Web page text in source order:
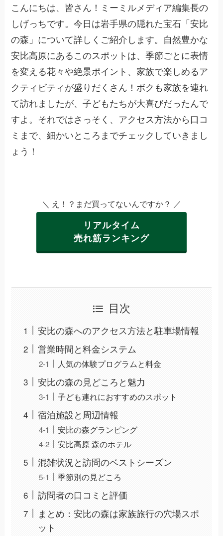
こんにちは、皆さん！ミーミルメディア編集長の
しげっちです。今日は岩手県の隠れた宝石「安比
の森」について詳しくご紹介します。自然豊かな
安比高原にあるこのスポットは、季節ごとに表情
を変える花々や絶景ポイント、家族で楽しめるア
クティビティが盛りだくさん！ボクも家族を連れ
て訪れましたが、子どもたちが大喜びだったんで
すよ。それではさっそく、アクセス方法から口コ
ミまで、細かいところまでチェックしていきまし
ょう！
＼ え！？まだ買ってないんですか？ ／
リアルタイム
売れ筋ランキング
目次
安比の森へのアクセス方法と駐車場情報
営業時間と料金システム
人気の体験プログラムと料金
安比の森の見どころと魅力
子ども連れにおすすめのスポット
宿泊施設と周辺情報
安比の森グランピング
安比高原 森のホテル
混雑状況と訪問のベストシーズン
季節別の見どころ
訪問者の口コミと評価
まとめ：安比の森は家族旅行の穴場スポ
ット